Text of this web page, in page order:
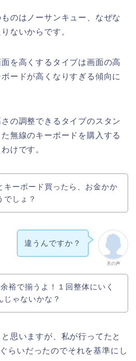
のはノーサンキュー、なぜな
ないからです。
を高くするタイプは画面の高
ードが高くなりすぎる傾向に
の調整できるタイプのスタン
無線のキーボードを購入する
けです。
キーボード買ったら、お金かか
でしょ？
天の声
違うんですか？
裕で揃うよ！１回整体にいく
じゃないかな？
思いますが、私が行ってたと
らいだったのでそれを基準にし